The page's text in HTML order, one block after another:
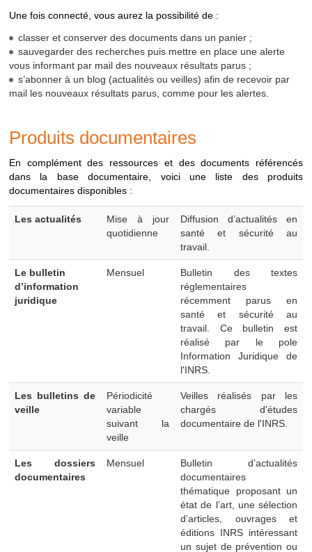
* Pour une recherche spécifique sur les documents INRS, nous
vous invitons à consulter lamédiathèquedisponible depuis le
sitewww.inrs.fr.
Une fois connecté, vous aurez la possibilité de :
classer et conserver des documents dans un panier ;
sauvegarder des recherches puis mettre en place une alerte
vous informant par mail des nouveaux résultats parus ;
s’abonner à un blog (actualités ou veilles) afin de recevoir par
mail les nouveaux résultats parus, comme pour les alertes.
Produits documentaires
En complément des ressources et des documents référencés
dans la base documentaire, voici une liste des produits
documentaires disponibles :
documentaires
Les actualités
Mise à jour
quotidienne
Diffusion d’actualités en
santé et sécurité au
travail.
Le bulletin
d’information
juridique
Mensuel
Bulletin des textes
réglementaires
récemment parus en
santé et sécurité au
travail. Ce bulletin est
réalisé par le pole
Information Juridique de
l'INRS.
Les bulletins de
veille
Périodicité
variable
suivant la
veille
Veilles réalisés par les
chargés d'études
documentaire de l'INRS.
Les dossiers
documentaires
Mensuel
Bulletin d’actualités
documentaires
thématique proposant un
état de l’art, une sélection
d’articles, ouvrages et
éditions INRS intéressant
un sujet de prévention ou